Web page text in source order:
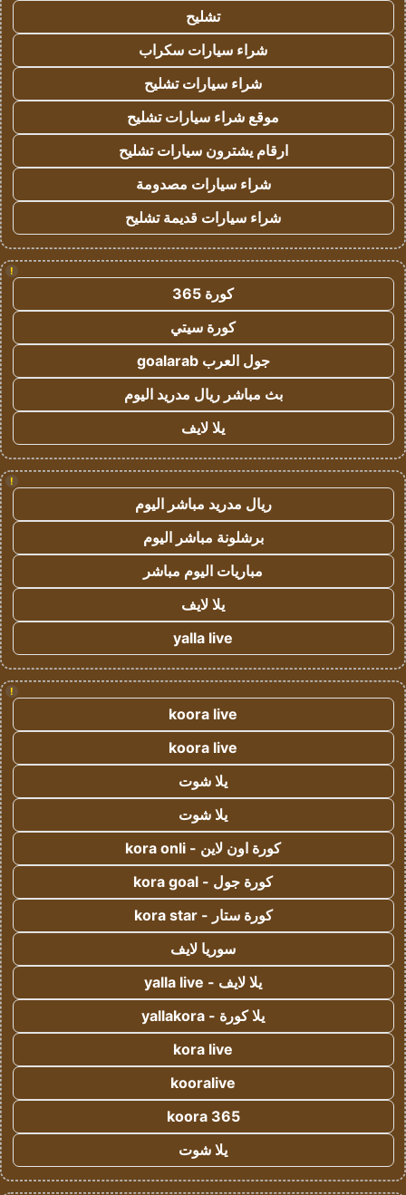
تشليح
شراء سيارات سكراب
شراء سيارات تشليح
موقع شراء سيارات تشليح
ارقام يشترون سيارات تشليح
شراء سيارات مصدومة
شراء سيارات قديمة تشليح
!
كورة 365
كورة سيتي
جول العرب goalarab
بث مباشر ريال مدريد اليوم
يلا لايف
!
ريال مدريد مباشر اليوم
برشلونة مباشر اليوم
مباريات اليوم مباشر
يلا لايف
yalla live
!
koora live
koora live
يلا شوت
يلا شوت
كورة اون لاين - kora onli
كورة جول - kora goal
كورة ستار - kora star
سوريا لايف
يلا لايف - yalla live
يلا كورة - yallakora
kora live
kooralive
koora 365
يلا شوت